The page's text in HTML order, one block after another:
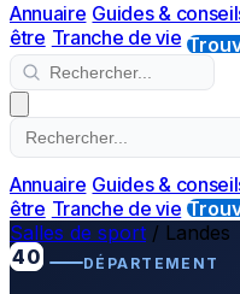
Annuaire Guides &
être Tranche de vie
Annuaire Guides &
être Tranche de vie
Salles de sport / Landes
40
DÉPARTEMENT